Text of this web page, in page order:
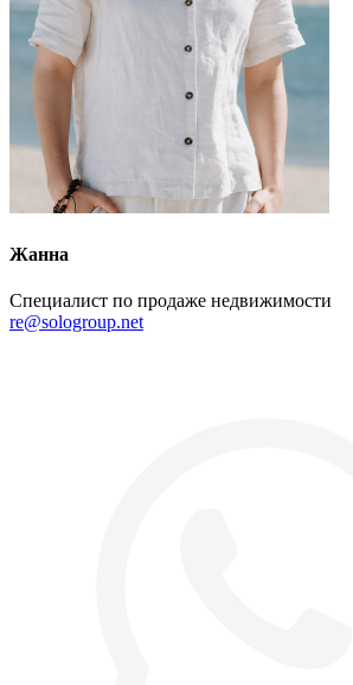
Жанна
Специалист по продаже недвижимости
re@sologroup.net